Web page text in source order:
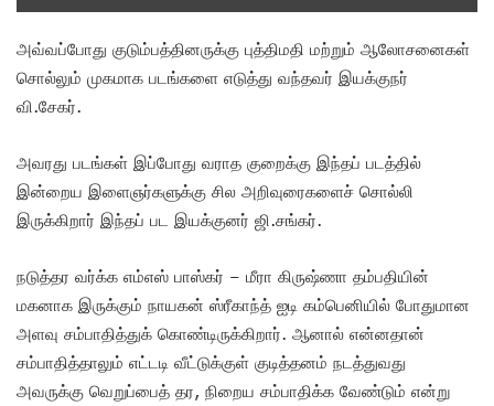
அவ்வப்போது குடும்பத்தினருக்கு புத்திமதி மற்றும் ஆலோசனைகள்
சொல்லும் முகமாக படங்களை எடுத்து வந்தவர் இயக்குநர்
வி.சேகர்.
அவரது படங்கள் இப்போது வராத குறைக்கு இந்தப் படத்தில்
இன்றைய இளைஞர்களுக்கு சில அறிவுரைகளைச் சொல்லி
இருக்கிறார் இந்தப் பட இயக்குனர் ஜி.சங்கர்.
நடுத்தர வர்க்க எம்எஸ் பாஸ்கர் – மீரா கிருஷ்ணா தம்பதியின்
மகனாக இருக்கும் நாயகன் ஸ்ரீகாந்த் ஐடி கம்பெனியில் போதுமான
அளவு சம்பாதித்துக் கொண்டிருக்கிறார். ஆனால் என்னதான்
சம்பாதித்தாலும் எட்டடி வீட்டுக்குள் குடித்தனம் நடத்துவது
அவருக்கு வெறுப்பைத் தர, நிறைய சம்பாதிக்க வேண்டும் என்று